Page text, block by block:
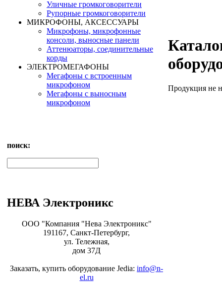
Уличные громкоговорители
Рупорные громкоговорители
МИКРОФОНЫ, АКСЕССУАРЫ
Микрофоны, микрофонные
консоли, выносные панели
Аттенюаторы, соединительные
корды
ЭЛЕКТРОМЕГАФОНЫ
Мегафоны с встроенным
микрофоном
Мегафоны с выносным
микрофоном
поиск:
НЕВА Электроникс
ООО "Компания "Нева Электроникс"
191167, Санкт-Петербург,
ул. Тележная,
дом 37Д
Заказать, купить оборудование Jedia: info@n-
el.ru
Продукция не